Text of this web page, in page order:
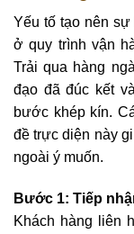
Yếu tố tạo nên
ở quy trình vận
Trải qua hàng
đạo đã đúc kết
bước khép kín.
đề trực diện này
ngoài ý muốn.
Bước 1: Tiếp
Khách hàng liên